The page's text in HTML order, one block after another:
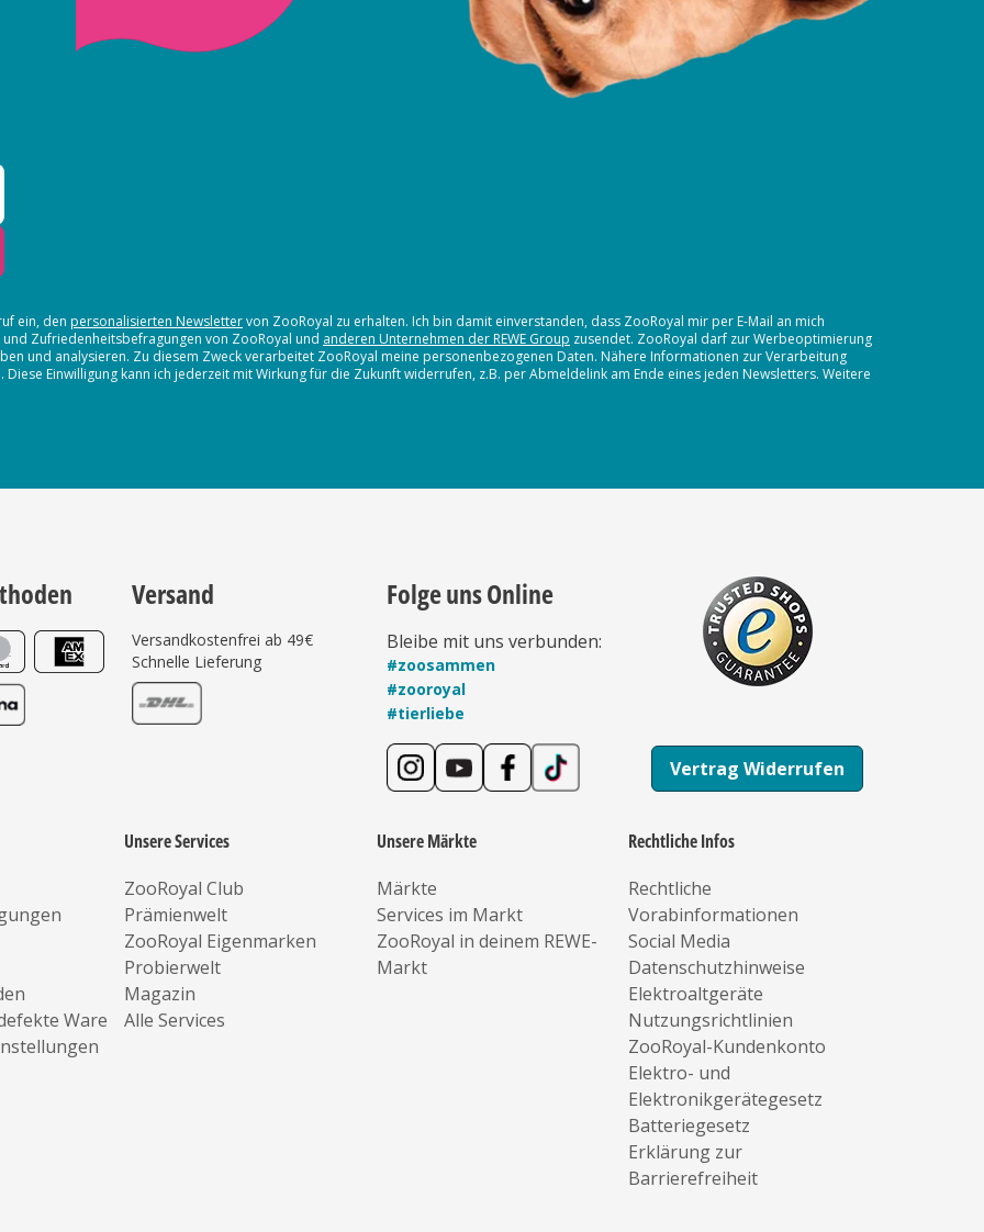
ein, den personalisierten Newslettervon ZooRoyal zu erhalten. Ich bin damit einverstanden, dass ZooRoyal mir per E-Mail an mich
Zufriedenheitsbefragungen von ZooRoyal und anderen Unternehmen der REWE Group zusendet. ZooRoyal darf zur Werbeoptimierung
und analysieren. Zu diesem Zweck verarbeitet ZooRoyal meine personenbezogenen Daten. Nähere Informationen zur Verarbeitung
Einwilligung kann ich jederzeit mit Wirkung für die Zukunft widerrufen, z.B. per Abmeldelink am Ende eines jeden Newsletters. Weitere
Versand
Versandkostenfrei ab 49€
Schnelle Lieferung
Folge uns Online
Bleibe mit uns verbunden:
#zoosammen
#zooroyal
#tierliebe
Vertrag Widerrufen
Ware
Unsere Services
ZooRoyal Club
Prämienwelt
ZooRoyal Eigenmarken
Probierwelt
Magazin
Alle Services
Unsere Märkte
Märkte
Services im Markt
ZooRoyal in deinem REWE-
Markt
Rechtliche Infos
Rechtliche
Vorabinformationen
Social Media
Datenschutzhinweise
Elektroaltgeräte
Nutzungsrichtlinien
ZooRoyal-Kundenkonto
Elektro- und
Elektronikgerätegesetz
Batteriegesetz
Erklärung zur
Barrierefreiheit